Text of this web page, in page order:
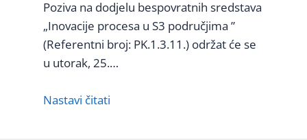
Poziva na dodjelu bespovratnih sredstava
„Inovacije procesa u S3 područjima ”
(Referentni broj: PK.1.3.11.) održat će se
u utorak, 25.…
Nastavi čitati